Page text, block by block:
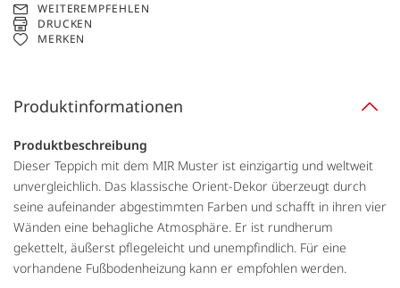
WEITEREMPFEHLEN
DRUCKEN
MERKEN
Produktinformationen
Produktbeschreibung
Dieser Teppich mit dem MIR Muster ist einzigartig und weltweit
unvergleichlich. Das klassische Orient-Dekor überzeugt durch
seine aufeinander abgestimmten Farben und schafft in ihren vier
Wänden eine behagliche Atmosphäre. Er ist rundherum
gekettelt, äußerst pflegeleicht und unempfindlich. Für eine
vorhandene Fußbodenheizung kann er empfohlen werden.